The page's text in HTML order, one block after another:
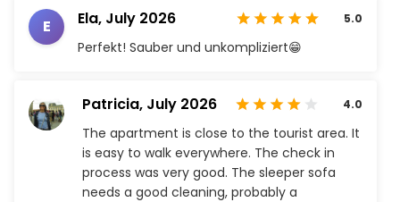
E Ela, July 2026 5.0
Perfekt! Sauber und unkompliziert😁
Patricia, July 2026 4.0
The apartment is close to the tourist area. It
is easy to walk everywhere. The check in
process was very good. The sleeper sofa
needs a good cleaning, probably a